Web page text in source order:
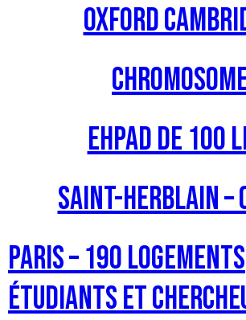
Oxford
EHPAD de
SAINT-HERBLAIN
PARIS – 190 logements
étudiants et